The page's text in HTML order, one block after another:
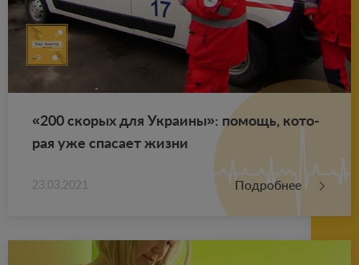
«200 ско­рых для Укра­и­ны»: по­мощь, ко­то­
рая уже спа­са­ет жизни
23.03.2021 Подробнее